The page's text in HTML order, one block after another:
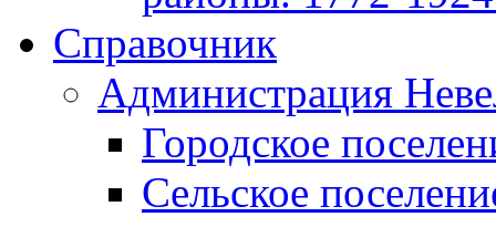
Справочник
Администрация
Городское
Сельское